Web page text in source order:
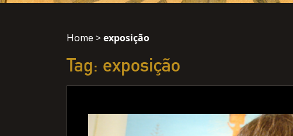
Home >exposição
Tag: exposição